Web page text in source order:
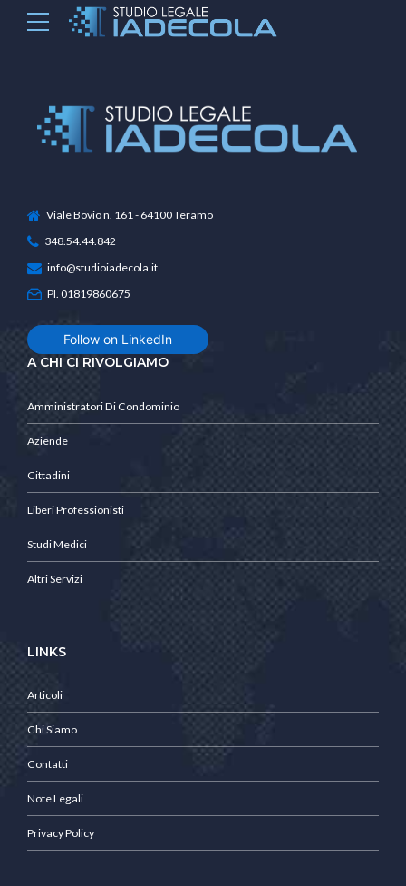
Viale Bovio n. 161 - 64100 Teramo
348.54.44.842
info@studioiadecola.it
PI. 01819860675
Follow on LinkedIn
A CHI CI RIVOLGIAMO
Amministratori Di Condominio
Aziende
Cittadini
Liberi Professionisti
Studi Medici
Altri Servizi
LINKS
Articoli
Chi Siamo
Contatti
Note Legali
Privacy Policy